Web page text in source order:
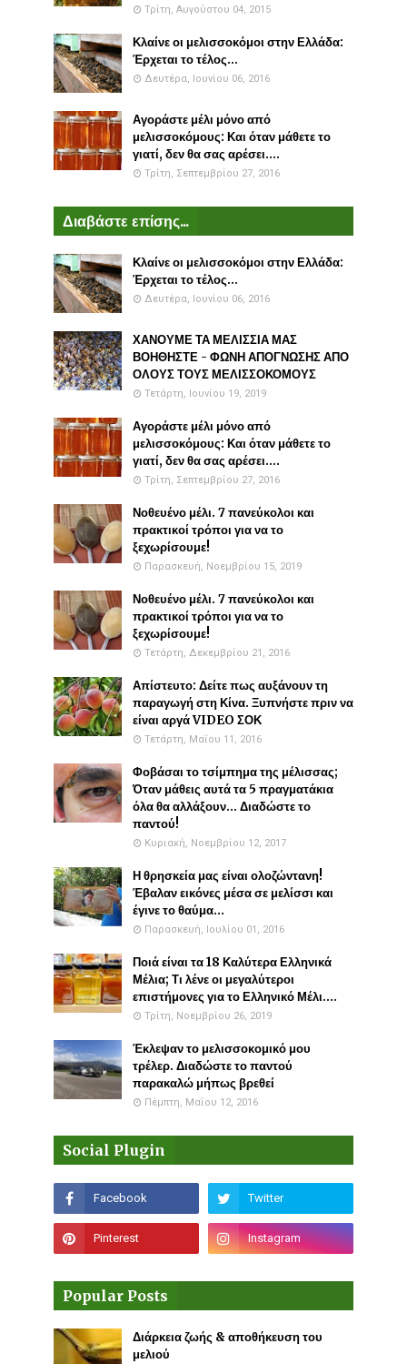
Τρίτη, Αυγούστου 04, 2015
Κλαίνε οι μελισσοκόμοι στην Ελλάδα:
Έρχεται το τέλος...
Δευτέρα, Ιουνίου 06, 2016
Αγοράστε μέλι μόνο από
μελισσοκόμους: Και όταν μάθετε το
γιατί, δεν θα σας αρέσει....
Τρίτη, Σεπτεμβρίου 27, 2016
Διαβάστε επίσης...
Κλαίνε οι μελισσοκόμοι στην Ελλάδα:
Έρχεται το τέλος...
Δευτέρα, Ιουνίου 06, 2016
ΧΑΝΟΥΜΕ ΤΑ ΜΕΛΙΣΣΙΑ ΜΑΣ
ΒΟΗΘΗΣΤΕ - ΦΩΝΗ ΑΠΟΓΝΩΣΗΣ ΑΠΟ
ΟΛΟΥΣ ΤΟΥΣ ΜΕΛΙΣΣΟΚΟΜΟΥΣ
Τετάρτη, Ιουνίου 19, 2019
Αγοράστε μέλι μόνο από
μελισσοκόμους: Και όταν μάθετε το
γιατί, δεν θα σας αρέσει....
Τρίτη, Σεπτεμβρίου 27, 2016
Νοθευένο μέλι. 7 πανεύκολοι και
πρακτικοί τρόποι για να το
ξεχωρίσουμε!
Παρασκευή, Νοεμβρίου 15, 2019
Νοθευένο μέλι. 7 πανεύκολοι και
πρακτικοί τρόποι για να το
ξεχωρίσουμε!
Τετάρτη, Δεκεμβρίου 21, 2016
Απίστευτο: Δείτε πως αυξάνουν τη
παραγωγή στη Κίνα. Ξυπνήστε πριν να
είναι αργά VIDEO ΣΟΚ
Τετάρτη, Μαΐου 11, 2016
Φοβάσαι το τσίμπημα της μέλισσας;
Όταν μάθεις αυτά τα 5 πραγματάκια
όλα θα αλλάξουν... Διαδώστε το
παντού!
Κυριακή, Νοεμβρίου 12, 2017
Η θρησκεία μας είναι ολοζώντανη!
Έβαλαν εικόνες μέσα σε μελίσσι και
έγινε το θαύμα...
Παρασκευή, Ιουλίου 01, 2016
Ποιά είναι τα 18 Καλύτερα Ελληνικά
Μέλια; Τι λένε οι μεγαλύτεροι
επιστήμονες για το Ελληνικό Μέλι....
Τρίτη, Νοεμβρίου 26, 2019
Έκλεψαν το μελισσοκομικό μου
τρέλερ. Διαδώστε το παντού
παρακαλώ μήπως βρεθεί
Πέμπτη, Μαΐου 12, 2016
Social Plugin
Popular Posts
Διάρκεια ζωής & αποθήκευση του
μελιού